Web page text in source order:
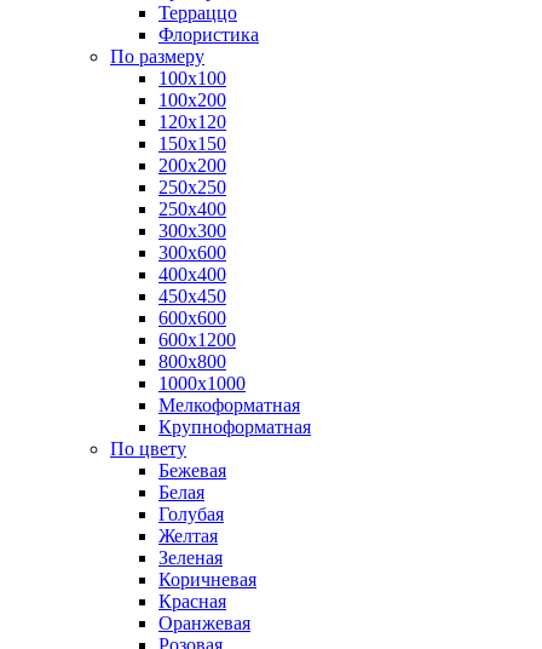
Терраццо
Флористика
По размеру
100х100
100х200
120х120
150х150
200х200
250х250
250х400
300х300
300х600
400х400
450х450
600х600
600х1200
800х800
1000х1000
Мелкоформатная
Крупноформатная
По цвету
Бежевая
Белая
Голубая
Желтая
Зеленая
Коричневая
Красная
Оранжевая
Розовая